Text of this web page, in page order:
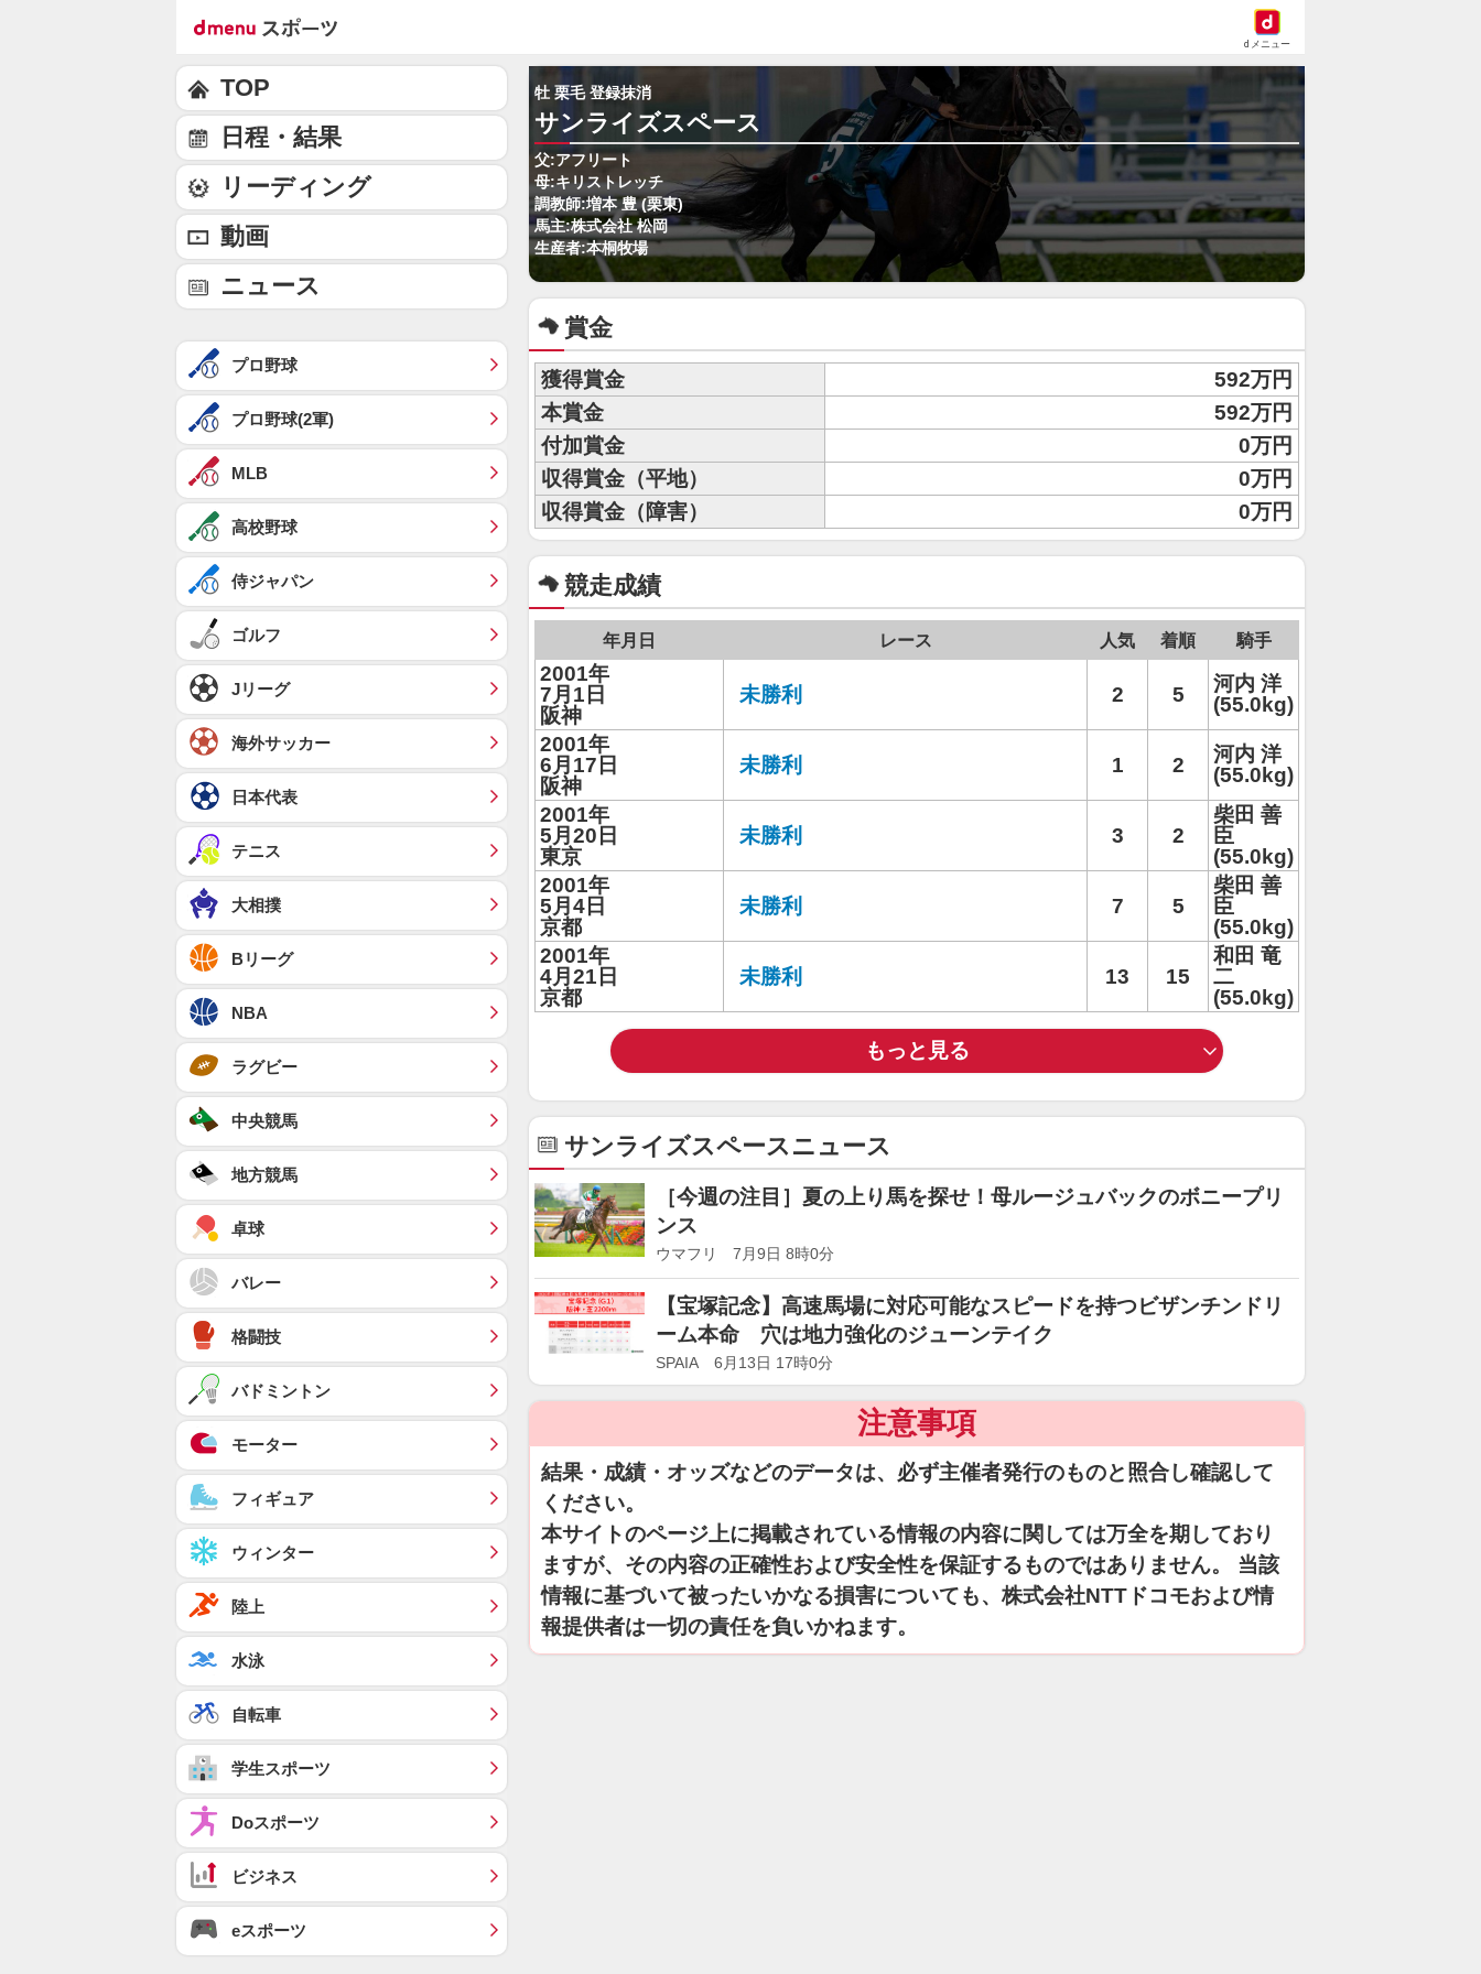
dメニュー
牡 栗毛 登録抹消
サンライズスペース
父:アフリート
母:キリストレッチ
調教師:増本 豊 (栗東)
馬主:株式会社 松岡
生産者:本桐牧場
賞金
獲得賞金
592万円
本賞金
592万円
付加賞金
0万円
収得賞金（平地）
0万円
収得賞金（障害）
0万円
競走成績
年月日 レース 人気 着順 騎手
2001年
7月1日
阪神
未勝利 2 5
河内 洋
(55.0kg)
2001年
6月17日
阪神
未勝利 1 2
河内 洋
(55.0kg)
2001年
5月20日
東京
未勝利 3 2
柴田 善
臣
(55.0kg)
2001年
5月4日
京都
未勝利 7 5
柴田 善
臣
(55.0kg)
2001年
4月21日
京都
未勝利 13 15
和田 竜
二
(55.0kg)
もっと見る
サンライズスペースニュース
［今週の注目］夏の上り馬を探せ！母ルージュバックのボニープリ
ンス
ウマフリ 7月9日 8時0分
【宝塚記念】高速馬場に対応可能なスピードを持つビザンチンドリ
ーム本命 穴は地力強化のジューンテイク
SPAIA 6月13日 17時0分
注意事項
結果・成績・オッズなどのデータは、必ず主催者発行のものと照合し確認して
ください。
本サイトのページ上に掲載されている情報の内容に関しては万全を期しており
ますが、その内容の正確性および安全性を保証するものではありません。 当該
情報に基づいて被ったいかなる損害についても、株式会社NTTドコモおよび情
報提供者は一切の責任を負いかねます。
TOP
日程・結果
リーディング
動画
ニュース
プロ野球
プロ野球(2軍)
MLB
高校野球
侍ジャパン
ゴルフ
Jリーグ
海外サッカー
日本代表
テニス
大相撲
Bリーグ
NBA
ラグビー
中央競馬
地方競馬
卓球
バレー
格闘技
バドミントン
モーター
フィギュア
ウィンター
陸上
水泳
自転車
学生スポーツ
Doスポーツ
ビジネス
eスポーツ